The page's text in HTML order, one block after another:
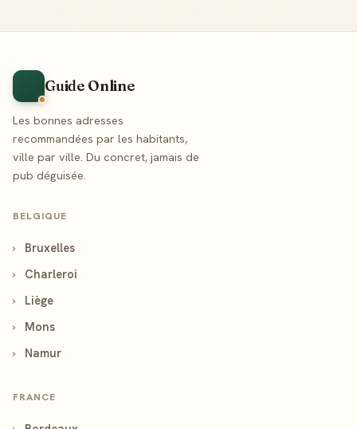
Guide Online
Les bonnes adresses
recommandées par les habitants,
ville par ville. Du concret, jamais de
pub déguisée.
BELGIQUE
›
Bruxelles
›
Charleroi
›
Liège
›
Mons
›
Namur
FRANCE